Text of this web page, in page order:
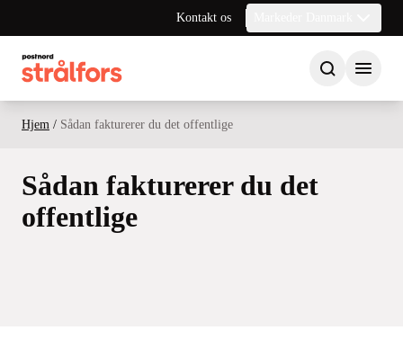
Kontakt os
Hjem / Sådan fakturerer du det offentlige
Sådan fakturerer du det
offentlige